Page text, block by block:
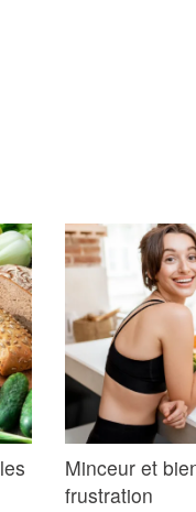
Minceur et
frustration